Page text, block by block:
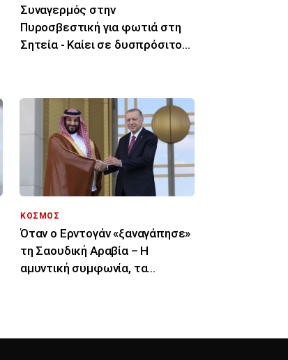
Συναγερμός στην
Πυροσβεστική για φωτιά στη
Σητεία - Καίει σε δυσπρόσιτο
ΚΟΣΜΟΣ
Όταν ο Ερντογάν «ξαναγάπησε»
τη Σαουδική Αραβία – Η
αμυντική συμφωνία, τα